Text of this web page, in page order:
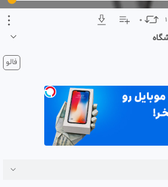
0 1
چینی سیدرمافیلم سینمایی
زیبای من / ایران من / آرامش / جنگل /
فالو